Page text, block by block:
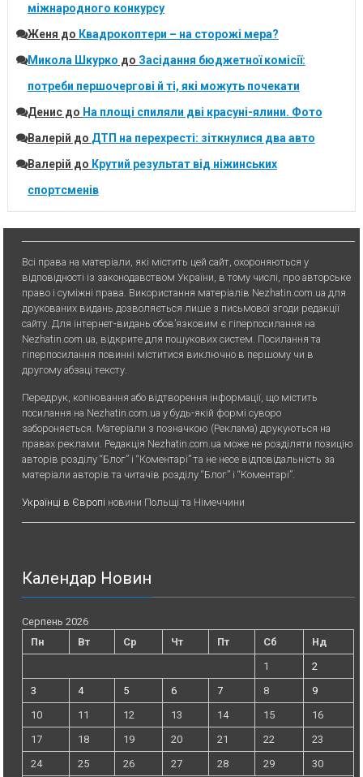
міжнародного конкурсу
Женя до Квадрокоптери – на сторожі мера?
Микола Шкурко до Засідання бюджетної комісії:
потреби першочергові й ті, які можуть почекати
Денисдо На площі спиляли дві красуні-ялини. Фото
Валерій до ДТП на перехресті: зіткнулися два авто
Валерій до Крутий результат від ніжинських
спортсменів
Всі права на матеріали, які містить цей сайт, охороняються у
відповідності із законодавством України, в тому числі, про авторське
право і суміжні права. Використання матерiалiв Nezhatin.com.ua для
друкованих видань дозволяється лише з письмової згоди редакції
сайту. Для iнтернет-видань обов’язковим є гiперпосилання на
Nezhatin.com.ua, відкрите для пошукових систем. Посилання та
гіперпосилання повинні міститися виключно в першому чи в
другому абзаці тексту.
Передрук, копiювання або вiдтворення iнформацiї, що мiстить
посилання на Nezhatin.com.ua у будь-якiй формi суворо
забороняється. Матеріали з позначкою (Реклама) друкуються на
правах реклами. Редакція Nezhatin.com.ua може не розділяти позицію
авторів розділу “Блог” і “Коментарі” та не несе відповідальність за
матеріали авторів та читачів розділу “Блог” і “Коментарі”.
Українці в Європі новини Польщі та Німеччини
Календар Новин
Серпень 2026
Пн
Вт Ср Чт Пт Сб
Нд
1
2
3
4 5 6 7 8
9
10
11 12 13 14 15
16
17
18 19 20 21 22
23
24
25 26 27 28 29 30